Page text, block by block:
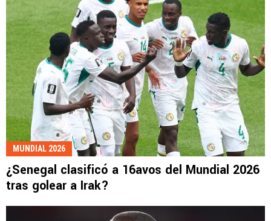
MUNDIAL 2026
¿Senegal clasificó a 16avos del Mundial 2026
tras golear a Irak?